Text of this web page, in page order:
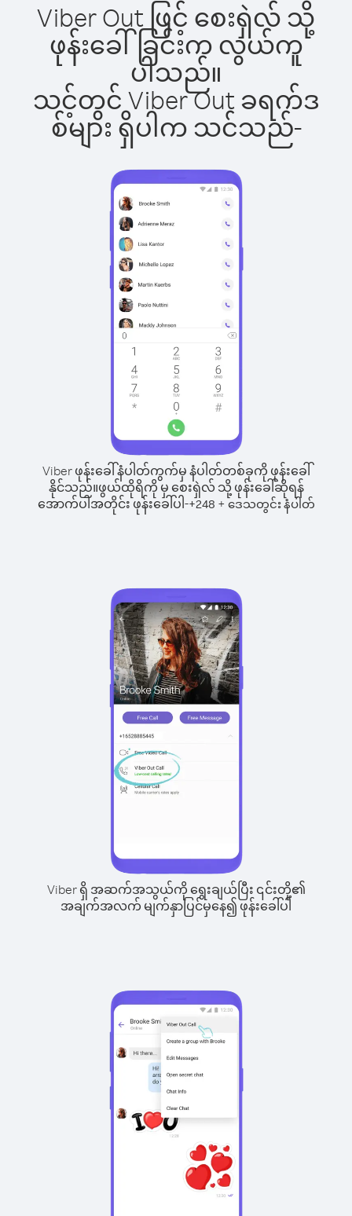
Viber Out ဖြင့် စေးရှဲလ် သို့
ဖုန်းခေါ်ခြင်းက လွယ်ကူ
ပါသည်။
သင့်တွင် Viber Out ခရက်ဒ
စ်များ ရှိပါက သင်သည်-
Viber ဖုန်းခေါ်နံပါတ်ကွက်မှ နံပါတ်တစ်ခုကို ဖုန်းခေါ်
နိုင်သည်။ဖွယ်ထိုရိကို မှ စေးရှဲလ် သို့ ဖုန်းခေါ်ဆိုရန်
အောက်ပါအတိုင်း ဖုန်းခေါ်ပါ-+248 + ဒေသတွင်း နံပါတ်
Viber ရှိ အဆက်အသွယ်ကို ရွေးချယ်ပြီး ၎င်းတို့၏
အချက်အလက် မျက်နှာပြင်မှနေ၍ ဖုန်းခေါ်ပါ